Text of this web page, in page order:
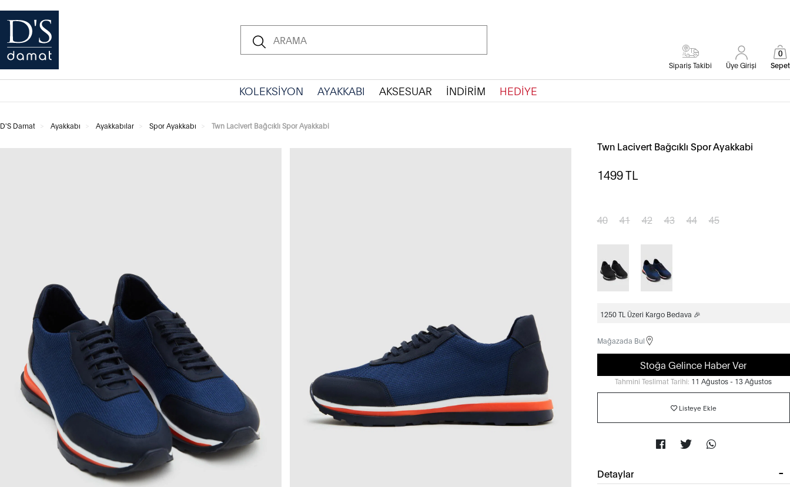
Sipariş Takibi Üye Girişi Sepet
0
KOLEKSİYON AYAKKABI AKSESUAR İNDİRİM HEDİYE
D'S Damat Ayakkabı Ayakkabılar Spor Ayakkabı Twn Lacivert Bağcıklı Spor Ayakkabi
Twn Lacivert Bağcıklı Spor Ayakkabi
1499TL
40 41 42 43 44 45
1250 TL Üzeri Kargo Bedava 🎉
Mağazada Bul
Stoğa Gelince Haber Ver
Tahmini Teslimat Tarihi: 11 Ağustos - 13 Ağustos
Listeye Ekle
Detaylar